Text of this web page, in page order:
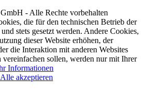
- Alle Rechte vorbehalten
die für den technischen Betrieb der
stets gesetzt werden. Andere Cookies,
dieser Website erhöhen, der
die Interaktion mit anderen Websites
sollen, werden nur mit Ihrer
Informationen
Alle akzeptieren